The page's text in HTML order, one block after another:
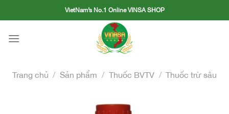
to
VietNam’s No.1 Online VINSA SHOP
Trang chủ / Sản phẩm / Thuốc BVTV / Thuốc trừ sâu